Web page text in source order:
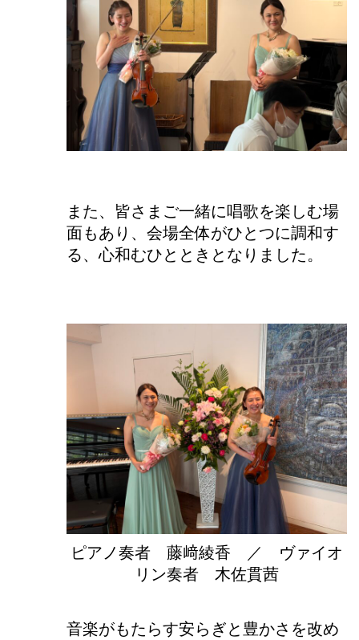
また、皆さまご一緒に唱歌を楽しむ場
面もあり、会場全体がひとつに調和す
る、心和むひとときとなりました。
ピアノ奏者 藤﨑綾香 ／ ヴァイオ
リン奏者 木佐貫茜
音楽がもたらす安らぎと豊かさを改め